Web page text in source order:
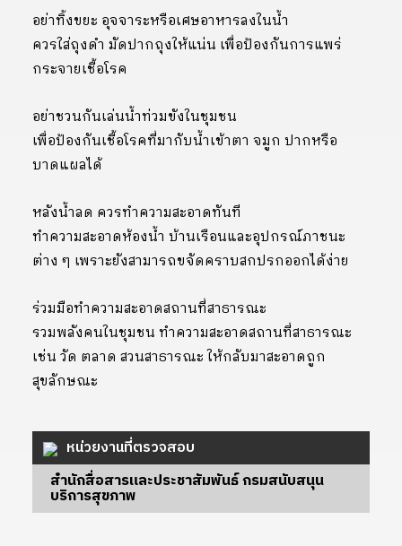
อย่าทิ้งขยะ อุจจาระหรือเศษอาหารลงในน้ำ
ควรใส่ถุงดำ มัดปากถุงให้แน่น เพื่อป้องกันการแพร่
กระจายเชื้อโรค
อย่าชวนกันเล่นน้ำท่วมขังในชุมชน
เพื่อป้องกันเชื้อโรคที่มากับน้ำเข้าตา จมูก ปากหรือ
บาดแผลได้
หลังน้ำลด ควรทำความสะอาดทันที
ทำความสะอาดห้องน้ำ บ้านเรือนและอุปกรณ์ภาชนะ
ต่าง ๆ เพราะยังสามารถขจัดคราบสกปรกออกได้ง่าย
ร่วมมือทำความสะอาดสถานที่สาธารณะ
รวมพลังคนในชุมชน ทำความสะอาดสถานที่สาธารณะ
เช่น วัด ตลาด สวนสาธารณะ ให้กลับมาสะอาดถูก
สุขลักษณะ
หน่วยงานที่ตรวจสอบ
สำนักสื่อสารและประชาสัมพันธ์ กรมสนับสนุน
บริการสุขภาพ